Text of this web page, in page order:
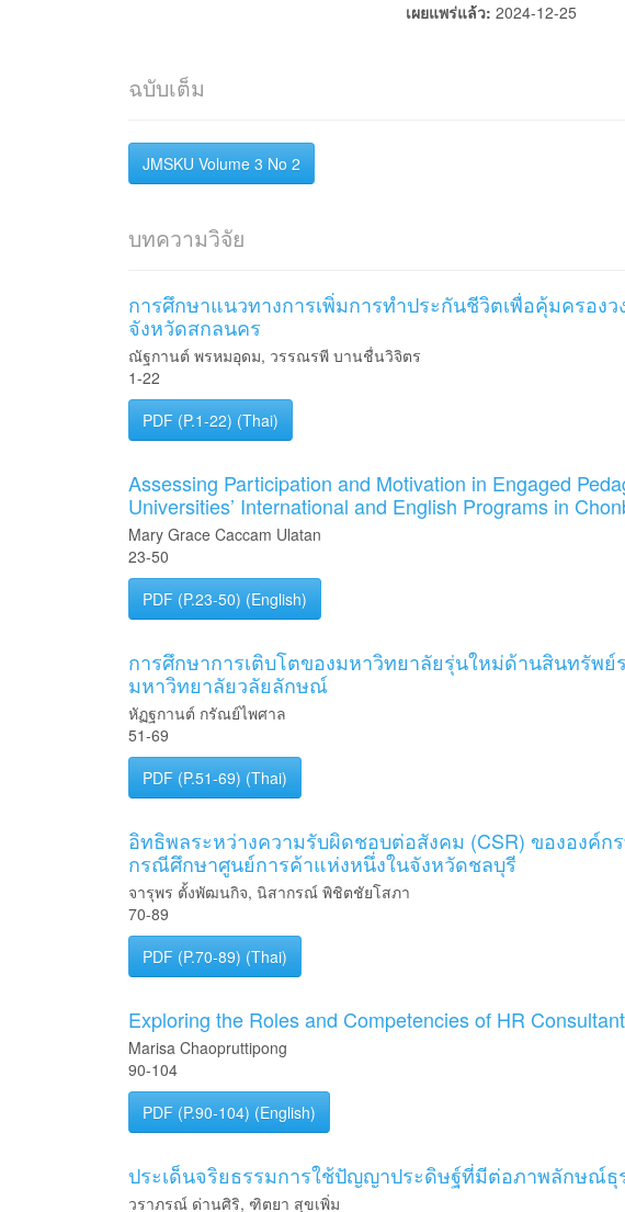
เผยแพร่แล้ว:2024-12-25
ฉบับเต็ม
JMSKU Volume 3 No 2
บทความวิจัย
การศึกษาแนวทางการเพิ่มการทำประกันชีวิตเพื่อคุ้มครอง
จังหวัดสกลนคร
ณัฐกานต์ พรหมอุดม, วรรณรพี บานชื่นวิจิตร
1-22
PDF (P.1-22) (Thai)
Assessing Participation and Motivation in Engaged
Universities’ International and English Programs in
Mary Grace Caccam Ulatan
23-50
PDF (P.23-50) (English)
การศึกษาการเติบโตของมหาวิทยาลัยรุ่นใหม่ด้านสินทรัพ
มหาวิทยาลัยวลัยลักษณ์
หัฏฐกานต์ กรัณย์ไพศาล
51-69
PDF (P.51-69) (Thai)
อิทธิพลระหว่างความรับผิดชอบต่อสังคม (CSR) ขององค์
กรณีศึกษาศูนย์การค้าแห่งหนึ่งในจังหวัดชลบุรี
จารุพร ตั้งพัฒนกิจ, นิสากรณ์ พิชิตชัยโสภา
70-89
PDF (P.70-89) (Thai)
Exploring the Roles and Competencies of HR
Marisa Chaopruttipong
90-104
PDF (P.90-104) (English)
ประเด็นจริยธรรมการใช้ปัญญาประดิษฐ์ที่มีต่อภาพลักษณ์ธุ
วราภรณ์ ด่านศิริ, ฑิตยา สุขเพิ่ม